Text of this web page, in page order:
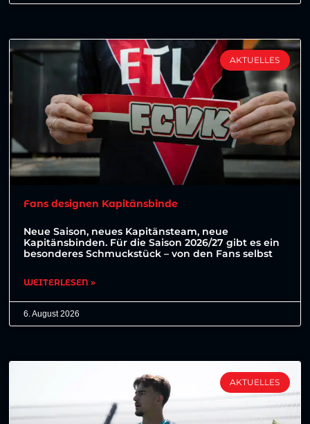
AKTUELLES
Fans designen Kapitänsbinde
Neue Saison, neues Kapitänsteam, neue
Kapitänsbinden. Für die Saison 2026/27 gibt es ein
besonderes Schmuckstück – von den Fans selbst
WEITERLESEN »
6. August 2026
AKTUELLES